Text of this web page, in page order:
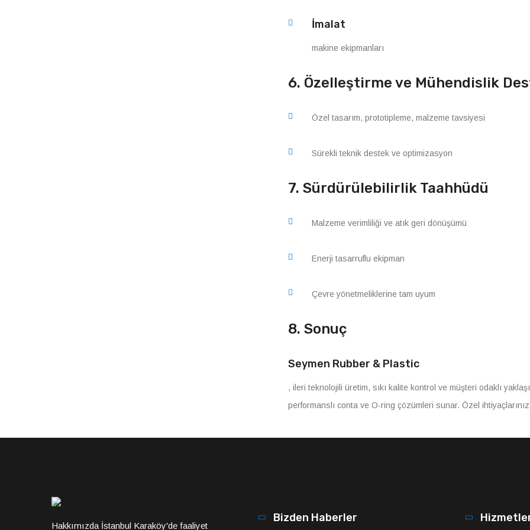
İmalat
makine ekipmanları
6. Özelleştirme ve Mühendislik
Özel tasarım, prototipleme, malzeme tavsiyesi
Sürekli teknik destek ve optimizasyon
7. Sürdürülebilirlik Taahhüdü
Malzeme verimliliği ve atık geri dönüşümü
Enerji tasarruflu ekipman
Çevre yönetmeliklerine tam uyum
8. Sonuç
Seymen Rubber & Plastic
, ileri teknolojili üretim, sıkı kalite kontrol ve müşteri odaklı
performanslı conta ve O-ring çözümleri sunar. Özel
Hakkımızda İstanbul Karaköy'de faaliyet
Bizden Haberler